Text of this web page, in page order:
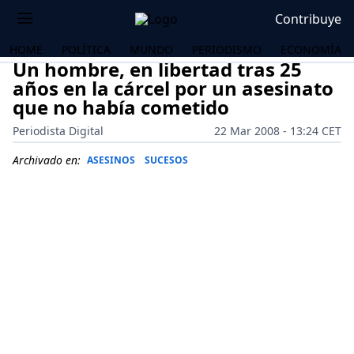
Contribuye
HOME POLÍTICA MUNDO PERIODISMO ECONOMÍA
Un hombre, en libertad tras 25
años en la cárcel por un asesinato
que no había cometido
Periodista Digital
22 Mar 2008 - 13:24 CET
Archivado en: ASESINOS SUCESOS